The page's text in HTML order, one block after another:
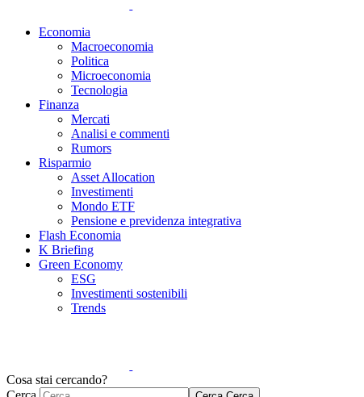
Economia
Macroeconomia
Politica
Microeconomia
Tecnologia
Finanza
Mercati
Analisi e commenti
Rumors
Risparmio
Asset Allocation
Investimenti
Mondo ETF
Pensione e previdenza integrativa
Flash Economia
K Briefing
Green Economy
ESG
Investimenti sostenibili
Trends
Cosa stai cercando?